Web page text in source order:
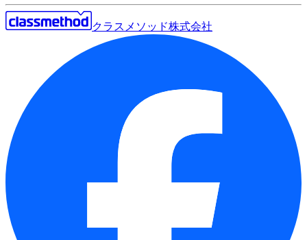
クラスメソッド株式会社